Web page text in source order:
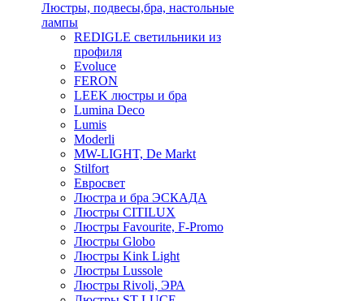
Люстры, подвесы,бра, настольные
лампы
REDIGLE светильники из
профиля
Evoluce
FERON
LEEK люстры и бра
Lumina Deco
Lumis
Moderli
MW-LIGHT, De Markt
Stilfort
Евросвет
Люстра и бра ЭСКАДА
Люстры CITILUX
Люстры Favourite, F-Promo
Люстры Globo
Люстры Kink Light
Люстры Lussole
Люстры Rivoli, ЭРА